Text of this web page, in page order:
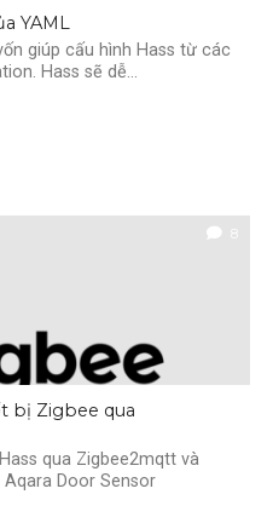
YAML
giúp cấu hình Hass từ các
Hass sẽ dễ...
8
bị Zigbee qua
qua Zigbee2mqtt và
Door Sensor